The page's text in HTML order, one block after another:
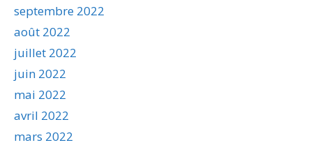
septembre 2022
août 2022
juillet 2022
juin 2022
mai 2022
avril 2022
mars 2022